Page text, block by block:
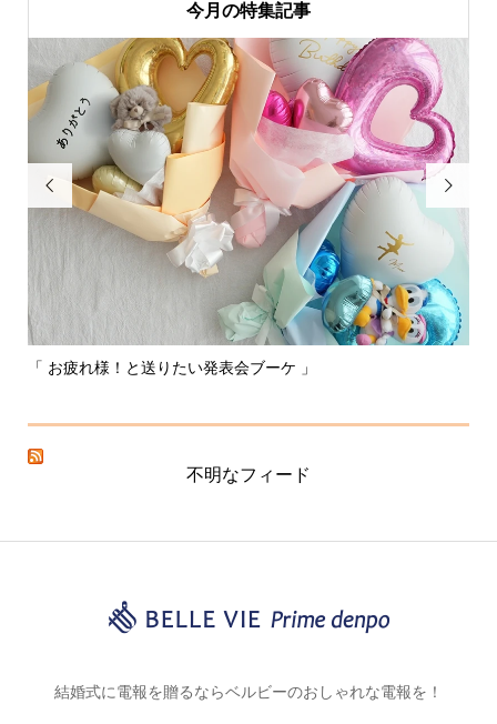
今月の特集記事

「 お疲れ様！と送りたい発表会ブーケ 」

不明なフィード
結婚式に電報を贈るならベルビーのおしゃれな電報を！